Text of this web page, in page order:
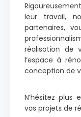
leur travail,
partenaires,
réalisation de
l’espace à
conception de
N’hésitez plus
vos projets de